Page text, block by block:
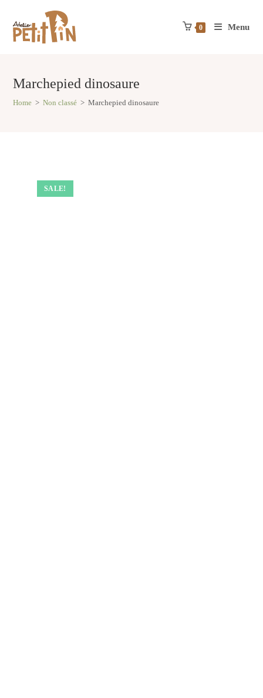
content
0 Menu
Marchepied dinosaure
Home > Non classé > Marchepied dinosaure
SALE!